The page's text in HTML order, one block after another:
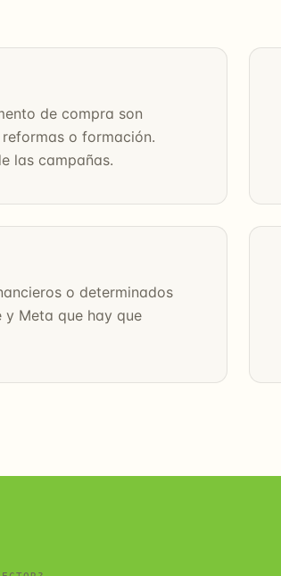
de compra son
o formación.
las campañas.
o determinados
y Meta que hay que